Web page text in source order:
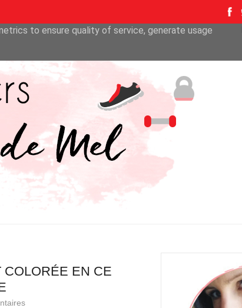
COLORÉE EN CE
analyze traffic. Your IP address and user-agent
to ensure quality of service, generate usage